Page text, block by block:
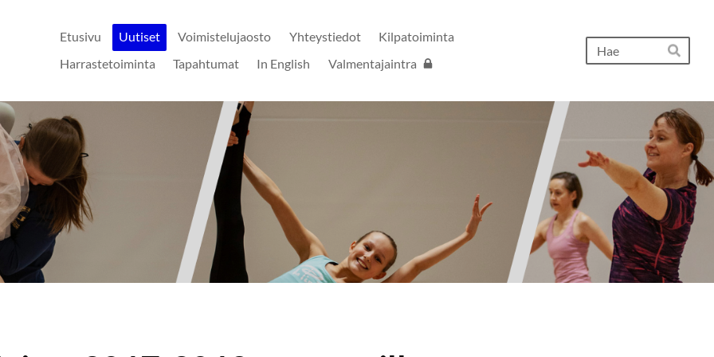
Etusivu Uutiset Voimistelujaosto Yhteystiedot
Kilpatoiminta
Harrastetoiminta
Tapahtumat In English Valmentajaintra Hae